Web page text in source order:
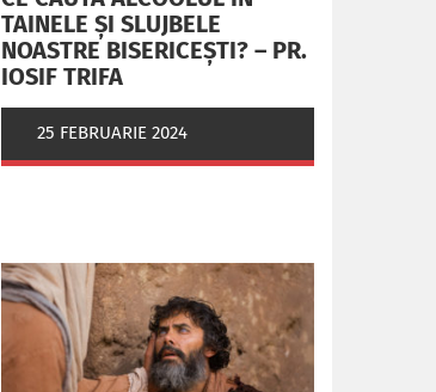
TAINELE ŞI SLUJBELE
NOASTRE BISERICEŞTI? – PR.
IOSIF TRIFA
25 FEBRUARIE 2024